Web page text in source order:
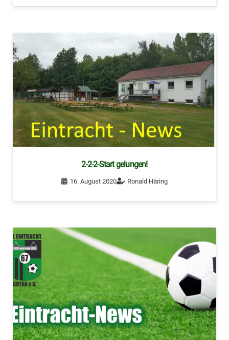
2-2-2-Start gelungen!
16. August 2020 Ronald Häring